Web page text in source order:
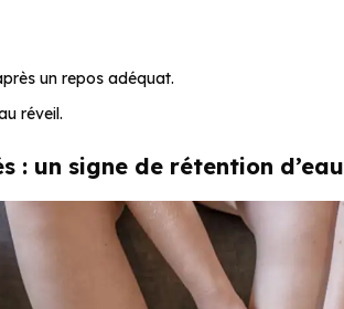
un repos adéquat.
réveil.
: un signe de rétention d’eau